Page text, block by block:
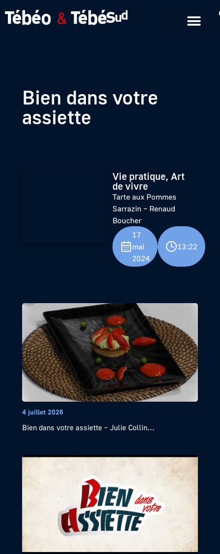
Bien dans votre
assiette
Vie pratique, Art
de vivre
Tarte aux Pommes
Sarrazin – Renaud
Boucher
17
mai
2024
13:22
4 juillet 2026
Bien dans votre assiette – Julie Collin...